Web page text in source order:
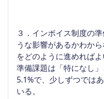
３．インボイス制度の
うな影響があるかわか
をどのように進めればよ
準備課題は「特になし
5.1%で、少しずつでは
いる。